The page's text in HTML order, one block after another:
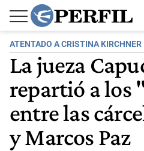
ATENTADO A CRISTINA KIRCHNER
La jueza
repartió a los
entre las
y Marcos Paz